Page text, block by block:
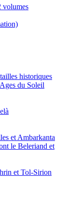
volumes
historiques
du Soleil
et Ambarkanta
le Beleriand et
et Tol-Sirion